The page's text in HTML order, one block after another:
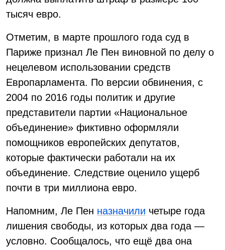
тысяч евро.
Отметим, в марте прошлого года суд в
Париже признал Ле Пен виновной по делу о
нецелевом использовании средств
Европарламента. По версии обвинения, с
2004 по 2016 годы политик и другие
представители партии «Национальное
объединение» фиктивно оформляли
помощников европейских депутатов,
которые фактически работали на их
объединение. Следствие оценило ущерб
почти в три миллиона евро.
Напомним, Ле Пен назначили четыре года
лишения свободы, из которых два года —
условно. Сообщалось, что ещё два она